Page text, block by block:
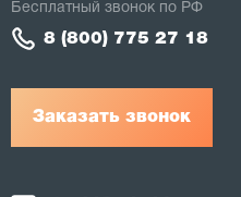
Заказать звонок
Бесплатный звонок по РФ
8 (800) 775 27 18